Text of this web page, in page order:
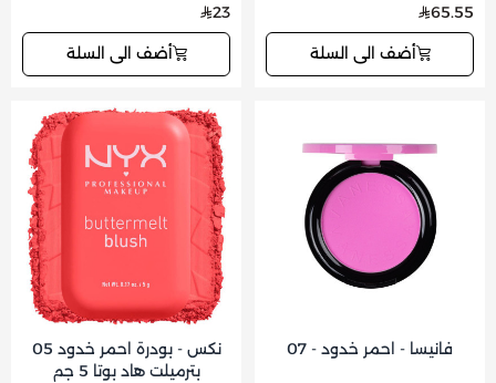
65.55
أضف الى السلة
23
أضف الى السلة
فانيسا - احمر خدود - 07
نكس - بودرة احمر خدود 05
بترميلت هاد بوتا 5 جم